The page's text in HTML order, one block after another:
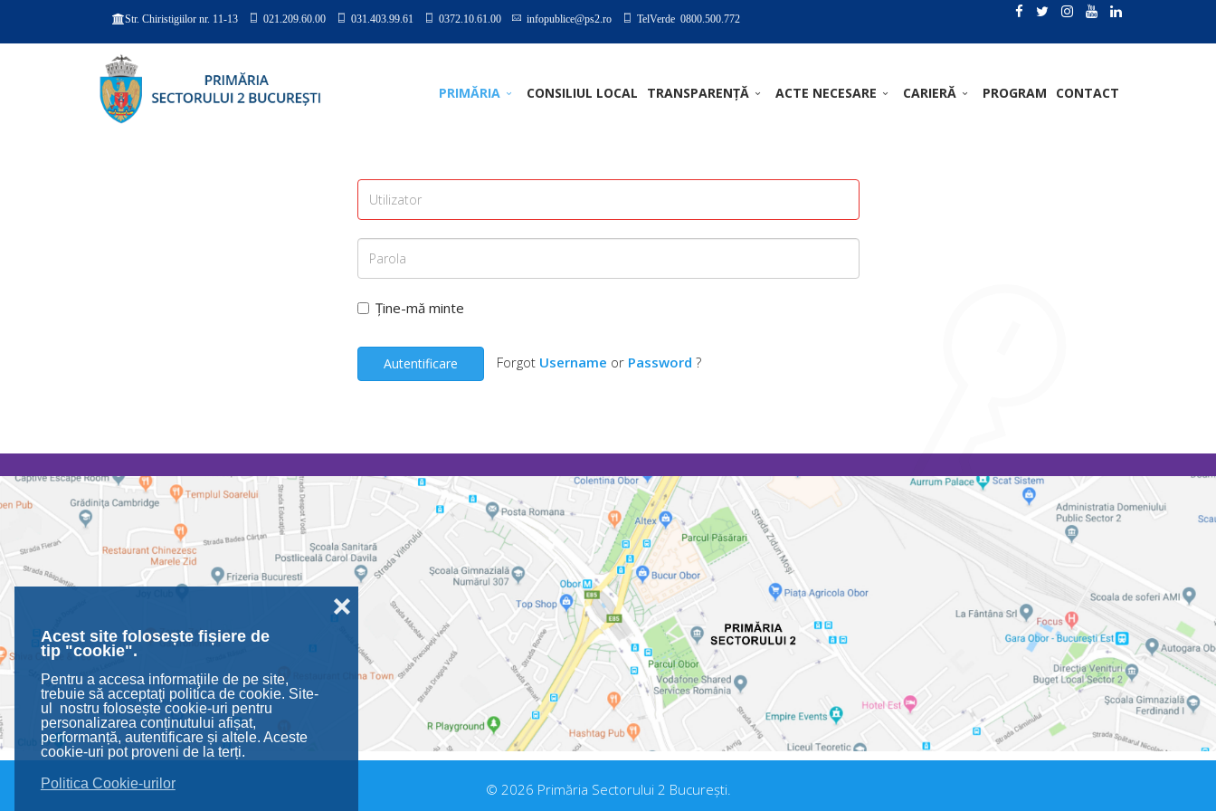
Acest site folosește fișiere de
tip "cookie".
Pentru a accesa informaţiile de pe site,
trebuie să acceptaţi politica de cookie. Site-
ul nostru folosește cookie-uri pentru
personalizarea conținutului afișat,
performanță, autentificare și altele. Aceste
cookie-uri pot proveni de la terți.
Politica Cookie-urilor
❌
Str. Chiristigiilor nr. 11-13 021.209.60.00 031.403.99.61 0372.10.61.00 infopublice@ps2.ro TelVerde 0800.500.772
PRIMĂRIA CONSILIUL LOCAL TRANSPARENȚĂ ACTE NECESARE CARIERĂ PROGRAM CONTACT
Ține-mă minte
Autentificare Forgot Username or Password ?
© 2026 Primăria Sectorului 2 București.